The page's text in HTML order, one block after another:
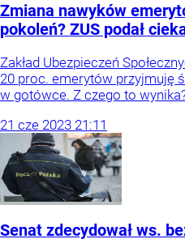
Zmiana nawyków
pokoleń? ZUS podał
Zakład Ubezpieczeń
20 proc. emerytów przyjmuję
w gotówce. Z czego to
21 cze 2023 21:11
Senat zdecydował ws.